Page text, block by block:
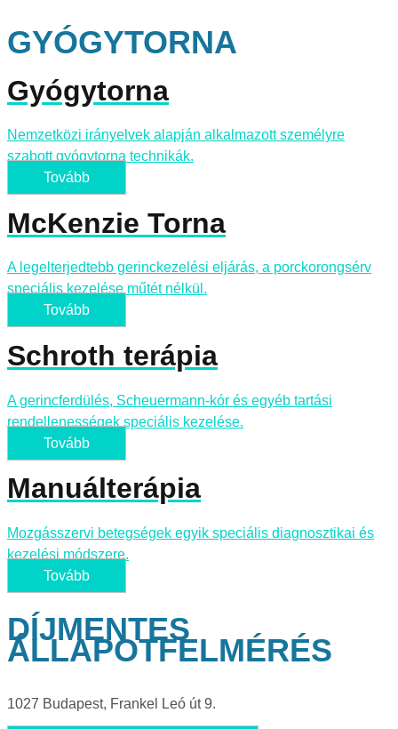
GYÓGYTORNA
Gyógytorna
Nemzetközi irányelvek alapján alkalmazott személyre
szabott gyógytorna technikák.
Tovább
McKenzie Torna
A legelterjedtebb gerinckezelési eljárás, a porckorongsérv
speciális kezelése műtét nélkül.
Tovább
Schroth terápia
A gerincferdülés, Scheuermann-kór és egyéb tartási
rendellenességek speciális kezelése.
Tovább
Manuálterápia
Mozgásszervi betegségek egyik speciális diagnosztikai és
kezelési módszere.
Tovább
DÍJMENTES
ÁLLAPOTFELMÉRÉS
1027 Budapest, Frankel Leó út 9.